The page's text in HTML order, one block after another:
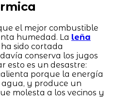
el mejor combustible
humedad. La leña
sido cortada
conserva los jugos
esto es un desastre:
porque la energía
y produce un
molesta a los vecinos y